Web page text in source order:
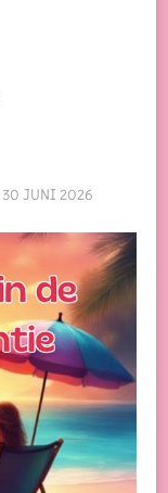
30 JUNI 2026